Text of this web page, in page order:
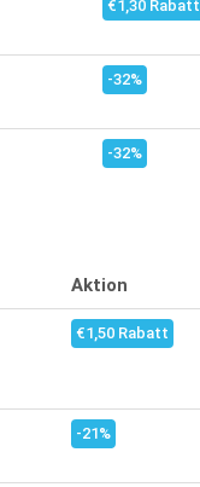
€1,30 Rabatt
-32%
-32%
Aktion
€1,50 Rabatt
-21%